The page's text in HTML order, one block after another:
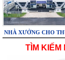
NHÀ XƯỞNG CHO
TÌM KIẾM